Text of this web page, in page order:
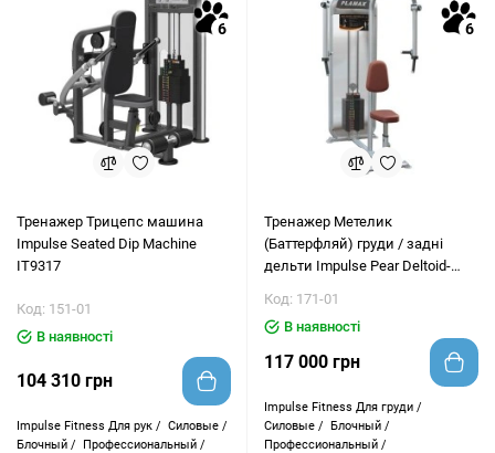
6
Тренажер Трицепс машина
Impulse Seated Dip Machine
IT9317
Код: 151-01
В наявності
104 310 грн
Impulse Fitness Для рук / Силовые /
Блочный /
Профессиональный /
6
Тренажер Метелик
(Баттерфляй) груди / задні
дельти Impulse Pear Deltoid-
Код: 171-01
В наявності
117 000 грн
Impulse Fitness Для груди /
Силовые /
Блочный /
Профессиональный /